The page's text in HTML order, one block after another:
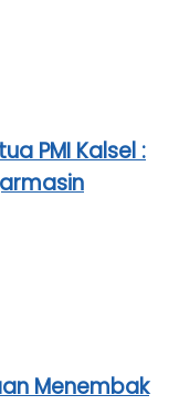
PMI Kalsel :
Menembak